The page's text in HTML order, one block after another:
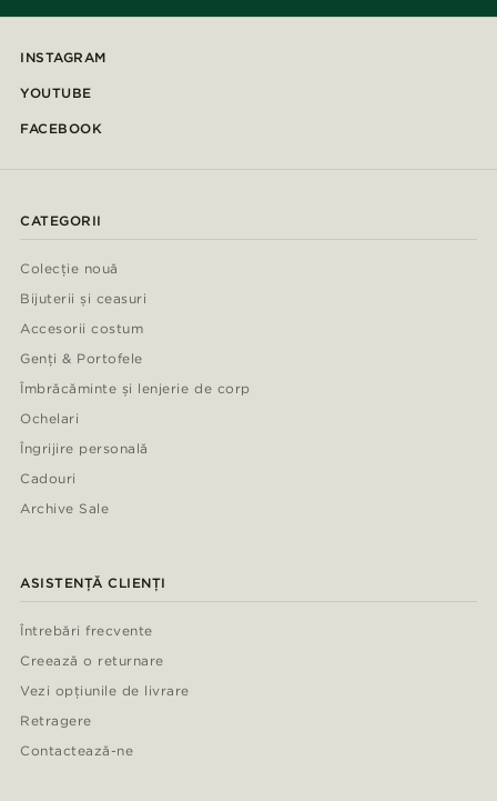
INSTAGRAM
YOUTUBE
FACEBOOK
CATEGORII
Colecție nouă
Bijuterii și ceasuri
Accesorii costum
Genți & Portofele
Îmbrăcăminte și lenjerie de corp
Ochelari
Îngrijire personală
Cadouri
Archive Sale
ASISTENȚĂ CLIENȚI
Întrebări frecvente
Creează o returnare
Vezi opțiunile de livrare
Retragere
Contactează-ne